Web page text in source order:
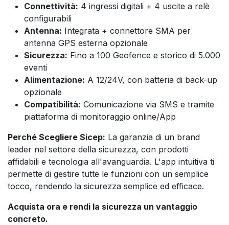
Connettività: 4 ingressi digitali + 4 uscite a relè
configurabili
Antenna: Integrata + connettore SMA per
antenna GPS esterna opzionale
Sicurezza: Fino a 100 Geofence e storico di 5.000
eventi
Alimentazione: A 12/24V, con batteria di back-up
opzionale
Compatibilità: Comunicazione via SMS e tramite
piattaforma di monitoraggio online/App
Perché Scegliere Sicep: La garanzia di un brand
leader nel settore della sicurezza, con prodotti
affidabili e tecnologia all'avanguardia. L'app intuitiva ti
permette di gestire tutte le funzioni con un semplice
tocco, rendendo la sicurezza semplice ed efficace.
Acquista ora e rendi la sicurezza un vantaggio
concreto.